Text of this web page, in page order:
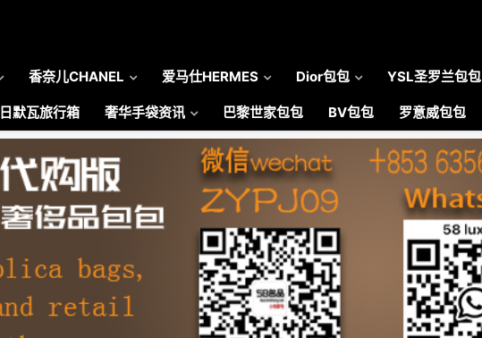
香奈儿CHANEL 爱马仕HERMES Dior包包 YSL圣罗兰包包
日默瓦旅行箱 奢华手袋资讯 巴黎世家包包 BV包包 罗意威包包